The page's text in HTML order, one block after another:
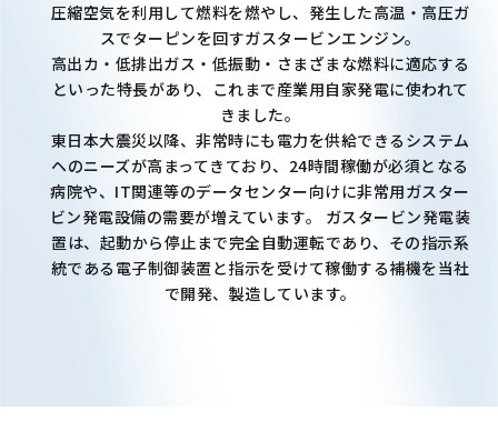
圧縮空気を利用して燃料を燃やし、発生した高温・高圧ガ
スでターピンを回すガスタービンエンジン。
高出カ・低排出ガス・低振動・さまざまな燃料に適応する
といった特長があり、これまで産業用自家発電に使われて
きました。
東日本大震災以降、非常時にも電力を供給できるシステム
ヘのニーズが高まってきており、24時間稼働が必須となる
病院や、IT関連等のデータセンター向けに非常用ガスター
ビン発電設備の需要が増えています。 ガスタービン発電装
置は、起動から停止まで完全自動運転であり、その指示系
統である電子制御装置と指示を受けて稼働する補機を当社
で開発、製造しています。